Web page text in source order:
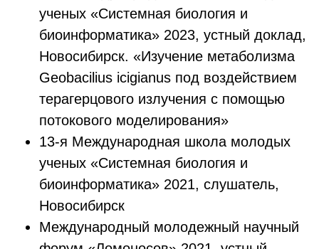
ученых «Системная биология и
биоинформатика» 2023, устный доклад,
Новосибирск. «Изучение метаболизма
Geobacilius icigianus под воздействием
терагерцового излучения с помощью
потокового моделирования»
13-я Международная школа молодых
ученых «Системная биология и
биоинформатика» 2021, слушатель,
Новосибирск
Международный молодежный научный